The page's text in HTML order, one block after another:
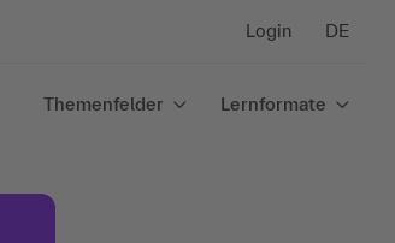
Login DE
Themenfelder Lernformate